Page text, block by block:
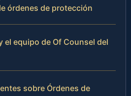
órdenes de protección
el equipo de Of Counsel del
sobre Órdenes de